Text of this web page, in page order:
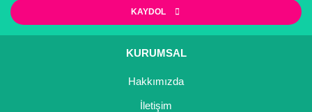
KAYDOL
KURUMSAL
Hakkımızda
İletişim
Muşmula Fidanı
Muz Fidanı